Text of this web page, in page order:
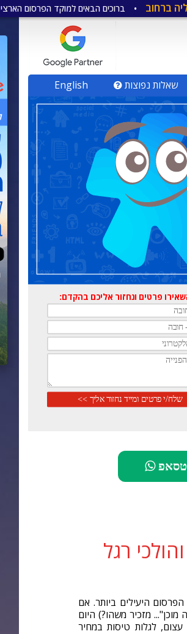
ברוכים הבאים למוקד הפרסום הארצי - תשלובת
שאלות נפוצות English
פרטים ונחזור אליכם בהקדם:
רגל
היעילים ביותר. אם
מזכיר משהו?) היום
לגלות טיסות במחיר